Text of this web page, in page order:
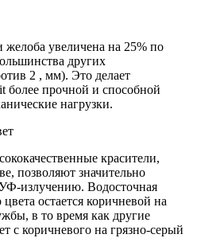
увеличена на 25% по
других
2 , мм). Это делает
более прочной и способной
нагрузки.
красители,
позволяют значительно
излучению. Водосточная
остается коричневой на
в то время как другие
с коричневого на грязно-серый